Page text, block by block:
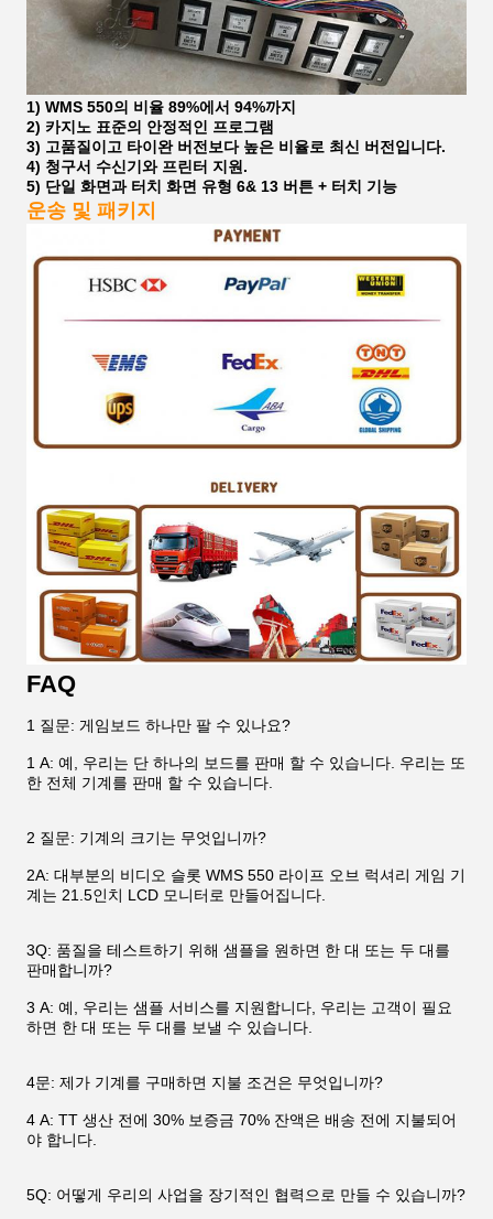
1) WMS 550의 비율 89%에서 94%까지
2) 카지노 표준의 안정적인 프로그램
3) 고품질이고 타이완 버전보다 높은 비율로 최신 버전입니다.
4) 청구서 수신기와 프린터 지원.
5) 단일 화면과 터치 화면 유형 6& 13 버튼 + 터치 기능
운송 및 패키지
FAQ
1 질문: 게임보드 하나만 팔 수 있나요?
1 A: 예, 우리는 단 하나의 보드를 판매 할 수 있습니다. 우리는 또
한 전체 기계를 판매 할 수 있습니다.
2 질문: 기계의 크기는 무엇입니까?
2A: 대부분의 비디오 슬롯 WMS 550 라이프 오브 럭셔리 게임 기
계는 21.5인치 LCD 모니터로 만들어집니다.
3Q: 품질을 테스트하기 위해 샘플을 원하면 한 대 또는 두 대를
판매합니까?
3 A: 예, 우리는 샘플 서비스를 지원합니다, 우리는 고객이 필요
하면 한 대 또는 두 대를 보낼 수 있습니다.
4문: 제가 기계를 구매하면 지불 조건은 무엇입니까?
4 A: TT 생산 전에 30% 보증금 70% 잔액은 배송 전에 지불되어
야 합니다.
5Q: 어떻게 우리의 사업을 장기적인 협력으로 만들 수 있습니까?